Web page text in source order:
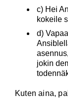
c) Hei
kokeile
d)
jokin
Kuten aina,